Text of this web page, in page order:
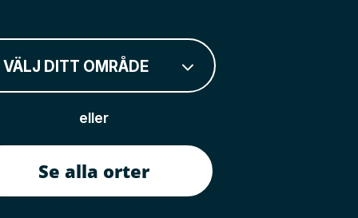
VÄLJ DITT OMRÅDE
eller
Se alla orter